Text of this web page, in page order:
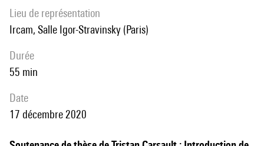
Lieu de représentation
Ircam, Salle Igor-Stravinsky (Paris)
durée
55 min
date
17 décembre 2020